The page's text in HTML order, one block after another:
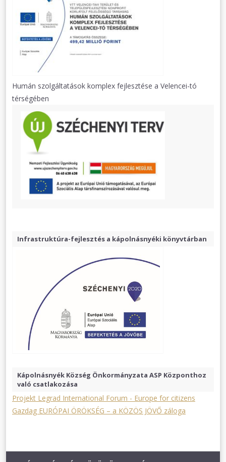
Humán szolgáltatások komplex fejlesztése a Velencei-tó
térségében
Infrastruktúra-fejlesztés a kápolnásnyéki könyvtárban
Kápolnásnyék Község Önkormányzata ASP Központhoz
való csatlakozása
Projekt Legrad International Forum - Europe for citizens
Gazdag EURÓPAI ÖRÖKSÉG – a KÖZÖS JÖVŐ záloga